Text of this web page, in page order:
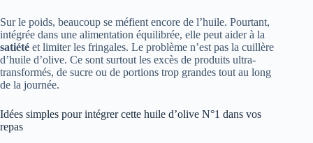
Sur le poids, beaucoup se méfient encore de l’huile. Pourtant,
intégrée dans une alimentation équilibrée, elle peut aider à la
satiété et limiter les fringales. Le problème n’est pas la cuillère
d’huile d’olive. Ce sont surtout les excès de produits ultra-
transformés, de sucre ou de portions trop grandes tout au long
de la journée.
Idées simples pour intégrer cette huile d’olive N°1 dans vos
repas